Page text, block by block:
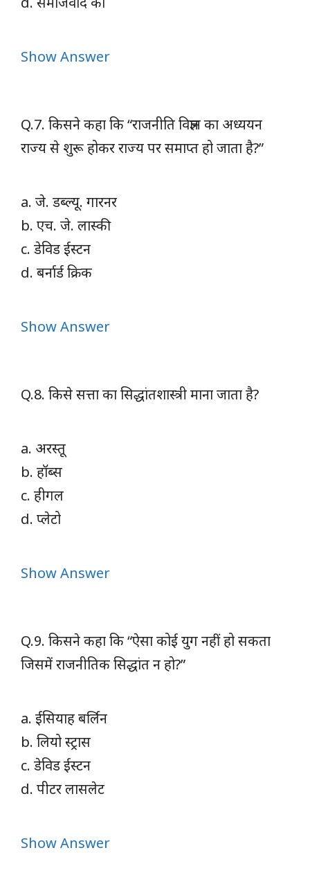
Show Answer
Q.7. किसने कहा कि “राजनीति विज्ञान का अध्ययन
राज्य से शुरू होकर राज्य पर समाप्त हो जाता है?”
a. जे. डब्ल्यू. गारनर
b. एच. जे. लास्की
c. डेविड ईस्टन
d. बर्नार्ड क्रिक
Show Answer
Q.8. किसे सत्ता का सिद्धांतशास्त्री माना जाता है?
a. अरस्तू
b. हॉब्स
c. हीगल
d. प्लेटो
Show Answer
Q.9. किसने कहा कि “ऐसा कोई युग नहीं हो सकता
जिसमें राजनीतिक सिद्धांत न हो?”
a. ईसियाह बर्लिन
b. लियो स्ट्रास
c. डेविड ईस्टन
d. पीटर लासलेट
Show Answer